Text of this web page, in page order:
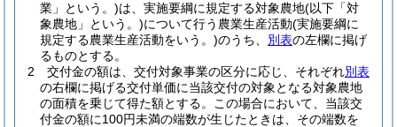
業」という。)は、実施要綱に規定する対象農地(以下「対
象農地」という。)について行う農業生産活動(実施要綱に
規定する農業生産活動をいう。)のうち、 別表の左欄に掲げ
るものとする。
2
交付金の額は、交付対象事業の区分に応じ、それぞれ別表
の右欄に掲げる交付単価に当該交付の対象となる対象農地
の面積を乗じて得た額とする。
この場合において、当該交
付金の額に100円未満の端数が生じたときは、その端数を